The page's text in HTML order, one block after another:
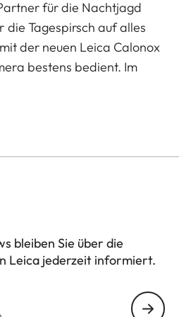
für die Nachtjagd
die Tagespirsch auf alles
der neuen Leica Calonox
bestens bedient. Im
mit zahlreichen
mechanischen Schalter
ein besseres
auch den
bleiben Sie über die
Leica jederzeit informiert.